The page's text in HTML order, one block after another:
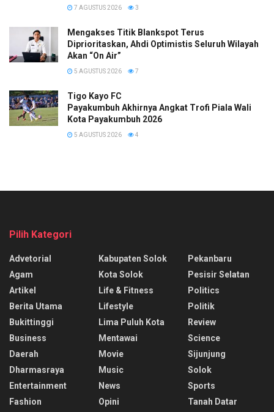
7 AGUSTUS 2026 3
Mengakses Titik Blankspot Terus
Diprioritaskan, Ahdi Optimistis Seluruh Wilayah
Akan “On Air”
5 AGUSTUS 2026 7
Tigo Kayo FC
Payakumbuh Akhirnya Angkat Trofi Piala Wali
Kota Payakumbuh 2026
5 AGUSTUS 2026 4
Pilih Kategori
Advetorial
Agam
Artikel
Berita Utama
Bukittinggi
Business
Daerah
Dharmasraya
Entertainment
Fashion
Kabupaten Solok
Kota Solok
Life & Fitness
Lifestyle
Lima Puluh Kota
Mentawai
Movie
Music
News
Opini
Pekanbaru
Pesisir Selatan
Politics
Politik
Review
Science
Sijunjung
Solok
Sports
Tanah Datar